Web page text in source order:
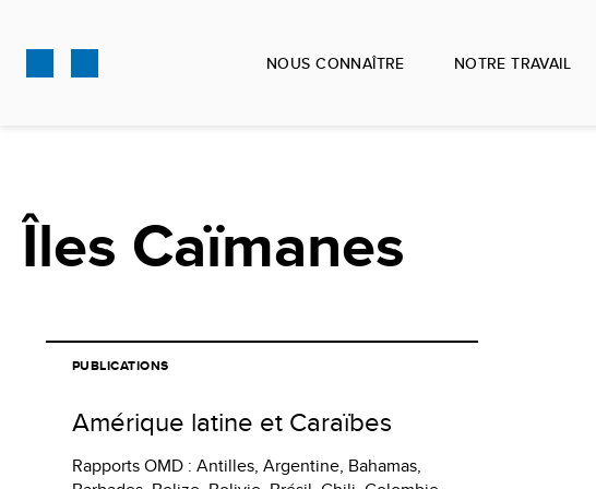
contenu
NOUS CONNAÎTRE NOTRE TRAVAIL
Îles Caïmanes
PUBLICATIONS
Amérique latine et Caraïbes
Rapports OMD : Antilles, Argentine, Bahamas,